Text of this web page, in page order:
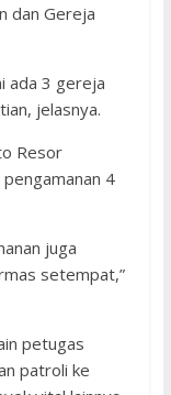
dan Gereja
ada 3 gereja
jelasnya.
Resor
4
juga
setempat,”
petugas
patroli ke